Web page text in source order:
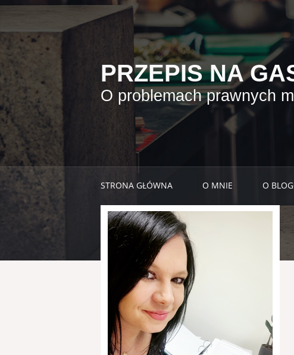
PRZEPIS NA
O problemach prawnych
STRONA GŁÓWNA O MNIE O